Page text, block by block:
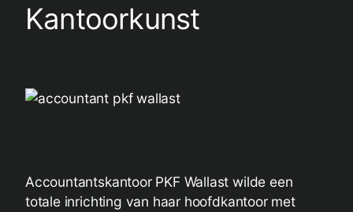
Kantoorkunst
Accountantskantoor PKF Wallast wilde een
totale inrichting van haar hoofdkantoor met